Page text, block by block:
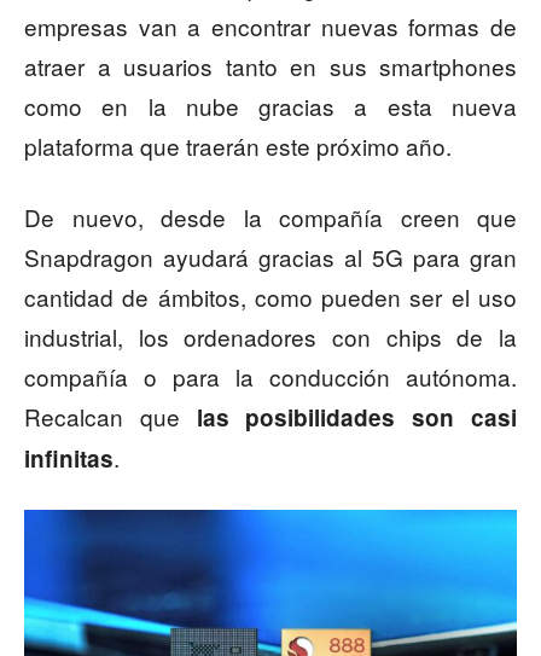
empresas van a encontrar nuevas formas de
atraer a usuarios tanto en sus smartphones
como en la nube gracias a esta nueva
plataforma que traerán este próximo año.
De nuevo, desde la compañía creen que
Snapdragon ayudará gracias al 5G para gran
cantidad de ámbitos, como pueden ser el uso
industrial, los ordenadores con chips de la
compañía o para la conducción autónoma.
Recalcan que las posibilidades son casi
infinitas.